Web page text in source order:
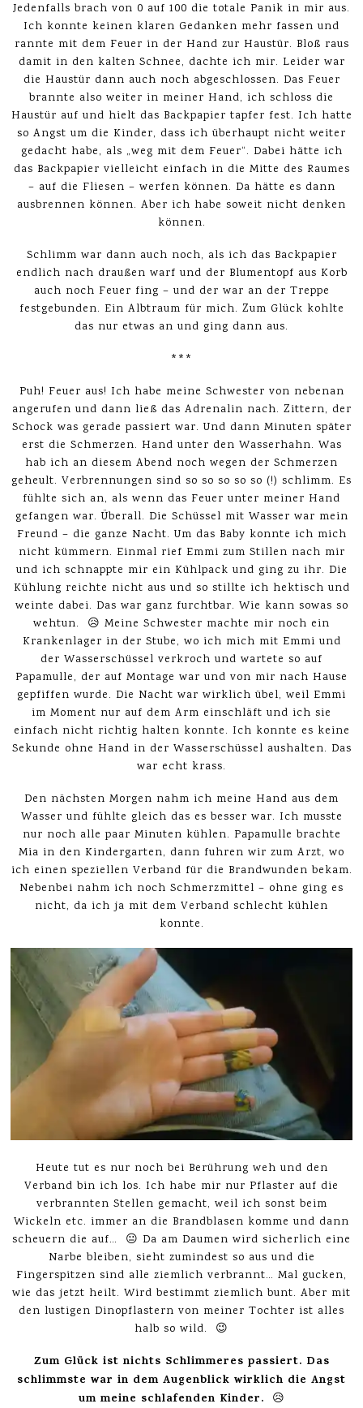
Jedenfalls brach von 0 auf 100 die totale Panik in mir aus.
Ich konnte keinen klaren Gedanken mehr fassen und
rannte mit dem Feuer in der Hand zur Haustür. Bloß raus
damit in den kalten Schnee, dachte ich mir. Leider war
die Haustür dann auch noch abgeschlossen. Das Feuer
brannte also weiter in meiner Hand, ich schloss die
Haustür auf und hielt das Backpapier tapfer fest. Ich hatte
so Angst um die Kinder, dass ich überhaupt nicht weiter
gedacht habe, als „weg mit dem Feuer“. Dabei hätte ich
das Backpapier vielleicht einfach in die Mitte des Raumes
– auf die Fliesen – werfen können. Da hätte es dann
ausbrennen können. Aber ich habe soweit nicht denken
können.
Schlimm war dann auch noch, als ich das Backpapier
endlich nach draußen warf und der Blumentopf aus Korb
auch noch Feuer fing – und der war an der Treppe
festgebunden. Ein Albtraum für mich. Zum Glück kohlte
das nur etwas an und ging dann aus.
***
Puh! Feuer aus! Ich habe meine Schwester von nebenan
angerufen und dann ließ das Adrenalin nach. Zittern, der
Schock was gerade passiert war. Und dann Minuten später
erst die Schmerzen. Hand unter den Wasserhahn. Was
hab ich an diesem Abend noch wegen der Schmerzen
geheult. Verbrennungen sind so so so so so (!) schlimm. Es
fühlte sich an, als wenn das Feuer unter meiner Hand
gefangen war. Überall. Die Schüssel mit Wasser war mein
Freund – die ganze Nacht. Um das Baby konnte ich mich
nicht kümmern. Einmal rief Emmi zum Stillen nach mir
und ich schnappte mir ein Kühlpack und ging zu ihr. Die
Kühlung reichte nicht aus und so stillte ich hektisch und
weinte dabei. Das war ganz furchtbar. Wie kann sowas so
wehtun. 😥 Meine Schwester machte mir noch ein
Krankenlager in der Stube, wo ich mich mit Emmi und
der Wasserschüssel verkroch und wartete so auf
Papamulle, der auf Montage war und von mir nach Hause
gepfiffen wurde. Die Nacht war wirklich übel, weil Emmi
im Moment nur auf dem Arm einschläft und ich sie
einfach nicht richtig halten konnte. Ich konnte es keine
Sekunde ohne Hand in der Wasserschüssel aushalten. Das
war echt krass.
Den nächsten Morgen nahm ich meine Hand aus dem
Wasser und fühlte gleich das es besser war. Ich musste
nur noch alle paar Minuten kühlen. Papamulle brachte
Mia in den Kindergarten, dann fuhren wir zum Arzt, wo
ich einen speziellen Verband für die Brandwunden bekam.
Nebenbei nahm ich noch Schmerzmittel – ohne ging es
nicht, da ich ja mit dem Verband schlecht kühlen
konnte.
Heute tut es nur noch bei Berührung weh und den
Verband bin ich los. Ich habe mir nur Pflaster auf die
verbrannten Stellen gemacht, weil ich sonst beim
Wickeln etc. immer an die Brandblasen komme und dann
scheuern die auf… 😐 Da am Daumen wird sicherlich eine
Narbe bleiben, sieht zumindest so aus und die
Fingerspitzen sind alle ziemlich verbrannt… Mal gucken,
wie das jetzt heilt. Wird bestimmt ziemlich bunt. Aber mit
den lustigen Dinopflastern von meiner Tochter ist alles
halb so wild. 😉
Zum Glück ist nichts Schlimmeres passiert. Das
schlimmste war in dem Augenblick wirklich die Angst
um meine schlafenden Kinder. 😥